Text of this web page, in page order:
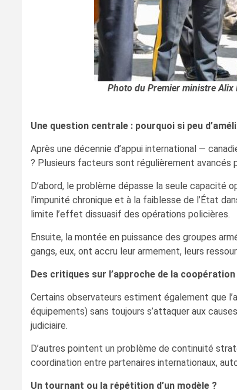
Photo du Premier ministre Alix
Une question centrale : pourquoi si peu
Après une décennie d’appui international —
? Plusieurs facteurs sont régulièrement avancés
D’abord, le problème dépasse la seule
l’impunité chronique et à la faiblesse de l’État
limite l’effet dissuasif des opérations policières.
Ensuite, la montée en puissance des groupes
gangs, eux, ont accru leur armement, leurs
Des critiques sur l’approche de la coopération
Certains observateurs estiment également que
équipements) sans toujours s’attaquer aux
judiciaire.
D’autres pointent un problème de continuité
coordination entre partenaires internationaux,
Un tournant ou la répétition d’un modèle ?